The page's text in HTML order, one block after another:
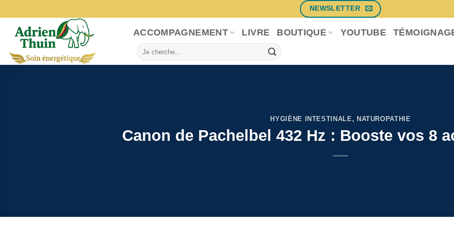
to
content
NEWSLETTER
ACCOMPAGNEMENT LIVRE BOUTIQUE YOUTUBE
Search
for:
HYGIÈNE INTESTINALE, NATUROPATHIE
Canon de Pachelbel 432 Hz : Booste vos 8